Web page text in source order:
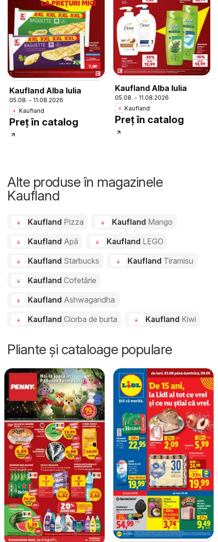
Kaufland Alba Iulia
05.08. - 11.08.2026
Kaufland
Preț în catalog
Kaufland Alba Iulia
05.08. - 11.08.2026
Kaufland
Preț în catalog
Alte produse în magazinele
Kaufland
Kaufland Pizza Kaufland Mango
Kaufland Apă Kaufland LEGO
Kaufland Starbucks Kaufland Tiramisu
Kaufland Cofetărie
Kaufland Ashwagandha
Kaufland Ciorba de burta Kaufland Kiwi
Pliante și cataloage populare